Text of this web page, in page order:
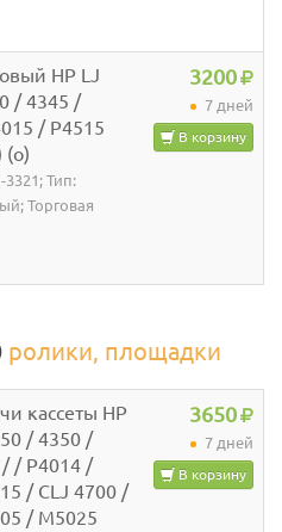
НР LJ
/ 4345 /
/ P4515
(o)
Тип:
Торговая
3200
7 дней
В корзину
ролики, площадки
кассеты HP
/ 4350 /
/ P4014 /
/ CLJ 4700 /
/ M5025
3650
7 дней
В корзину